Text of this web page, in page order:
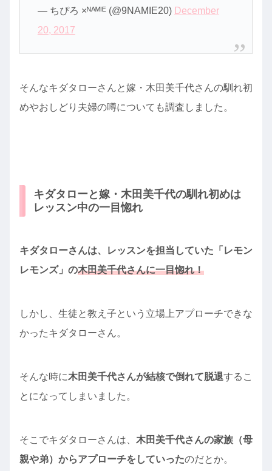
— ちぴろ ×ᴺᴬᴹᴵᴱ (@9NAMIE20) December
20, 2017
そんなキダタローさんと嫁・木田美千代さんの馴れ初
めやおしどり夫婦の噂についても調査しました。
キダタローと嫁・木田美千代の馴れ初めは
レッスン中の一目惚れ
キダタローさんは、レッスンを担当していた「レモン
レモンズ」の木田美千代さんに一目惚れ！
しかし、生徒と教え子という立場上アプローチできな
かったキダタローさん。
そんな時に木田美千代さんが結核で倒れて脱退するこ
とになってしまいました。
そこでキダタローさんは、 木田美千代さんの家族（母
親や弟）からアプローチをしていったのだとか。